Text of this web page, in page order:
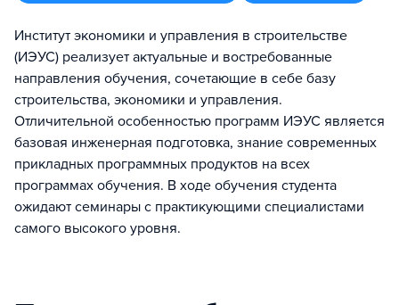
Институт экономики и управления в строительстве
(ИЭУС) реализует актуальные и востребованные
направления обучения, сочетающие в себе базу
строительства, экономики и управления.
Отличительной особенностью программ ИЭУС является
базовая инженерная подготовка, знание современных
прикладных программных продуктов на всех
программах обучения. В ходе обучения студента
ожидают семинары с практикующими специалистами
самого высокого уровня.